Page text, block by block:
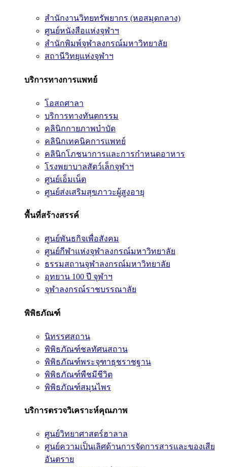
สำนักงานวิทยทรัพยากร (หอสมุดกลาง)
ศูนย์หนังสือแห่งจุฬาฯ
สำนักพิมพ์จุฬาลงกรณ์มหาวิทยาลัย
สถานีวิทยุแห่งจุฬาฯ
บริการทางการแพทย์
โอสถศาลา
บริการทางทันตกรรม
คลินิกกายภาพบำบัด
คลินิกเทคนิคการแพทย์
คลินิกโภชนาการและการกำหนดอาหาร
โรงพยาบาลสัตว์เล็กจุฬาฯ
ศูนย์เอ็มเน็ต
ศูนย์ส่งเสริมสุขภาวะผู้สูงอายุ
พื้นที่สร้างสรรค์
ศูนย์พันธกิจเพื่อสังคม
ศูนย์กีฬาแห่งจุฬาลงกรณ์มหาวิทยาลัย
ธรรมสถานจุฬาลงกรณ์มหาวิทยาลัย
อุทยาน 100 ปี จุฬาฯ
จุฬาลงกรณ์ราชบรรณาลัย
พิพิธภัณฑ์
นิทรรศสถาน
พิพิธภัณฑ์ชลทัศนสถาน
พิพิธภัณฑ์พระจุฑาธุชราชฐาน
พิพิธภัณฑ์พืชมีชีวิต
พิพิธภัณฑ์สมุนไพร
บริการตรวจวิเคราะห์คุณภาพ
ศูนย์วิทยาศาสตร์ฮาลาล
ศูนย์ความเป็นเลิศด้านการจัดการสารและของเสีย
อันตราย